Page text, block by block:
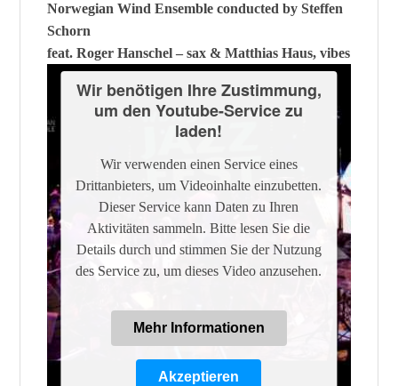
Norwegian Wind Ensemble conducted by Steffen
Schorn
feat. Roger Hanschel – sax & Matthias Haus, vibes
Wir benötigen Ihre Zustimmung,
um den Youtube-Service zu
laden!
Wir verwenden einen Service eines
Drittanbieters, um Videoinhalte einzubetten.
Dieser Service kann Daten zu Ihren
Aktivitäten sammeln. Bitte lesen Sie die
Details durch und stimmen Sie der Nutzung
des Service zu, um dieses Video anzusehen.
Mehr Informationen
Akzeptieren